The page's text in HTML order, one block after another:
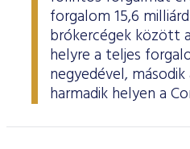
forgalom 15,6
brókercégek között
helyre a teljes
negyedével,
harmadik helyen a